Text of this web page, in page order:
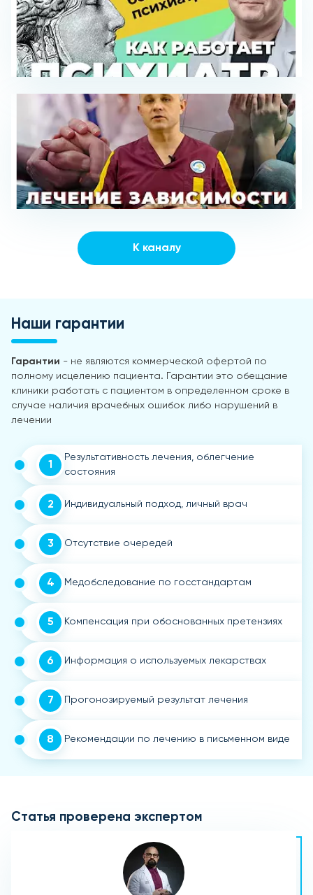
К каналу
Наши гарантии
Гарантии - не являются коммерческой офертой по
полному исцелению пациента. Гарантии это обещание
клиники работать с пациентом в определенном сроке в
случае наличия врачебных ошибок либо нарушений в
лечении
1
Результативность лечения, облегчение
состояния
2 Индивидуальный подход, личный врач
3 Отсутствие очередей
4 Медобследование по госстандартам
5 Компенсация при обоснованных претензиях
6 Информация о используемых лекарствах
7 Прогонозируемый результат лечения
8 Рекомендации по лечению в письменном виде
Статья проверена экспертом